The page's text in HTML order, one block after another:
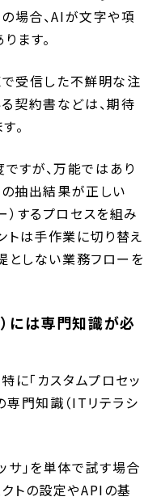
の場合、AIが文字や項
ます。
で受信した不鮮明な注
契約書などは、期待
。
すが、万能ではあり
の抽出結果が正しい
）するプロセスを組み
トは手作業に切り替え
としない業務フローを
には専門知識が必
に「カスタムプロセッ
専門知識（ITリテラシ
サ」を単体で試す場合
トの設定やAPIの基